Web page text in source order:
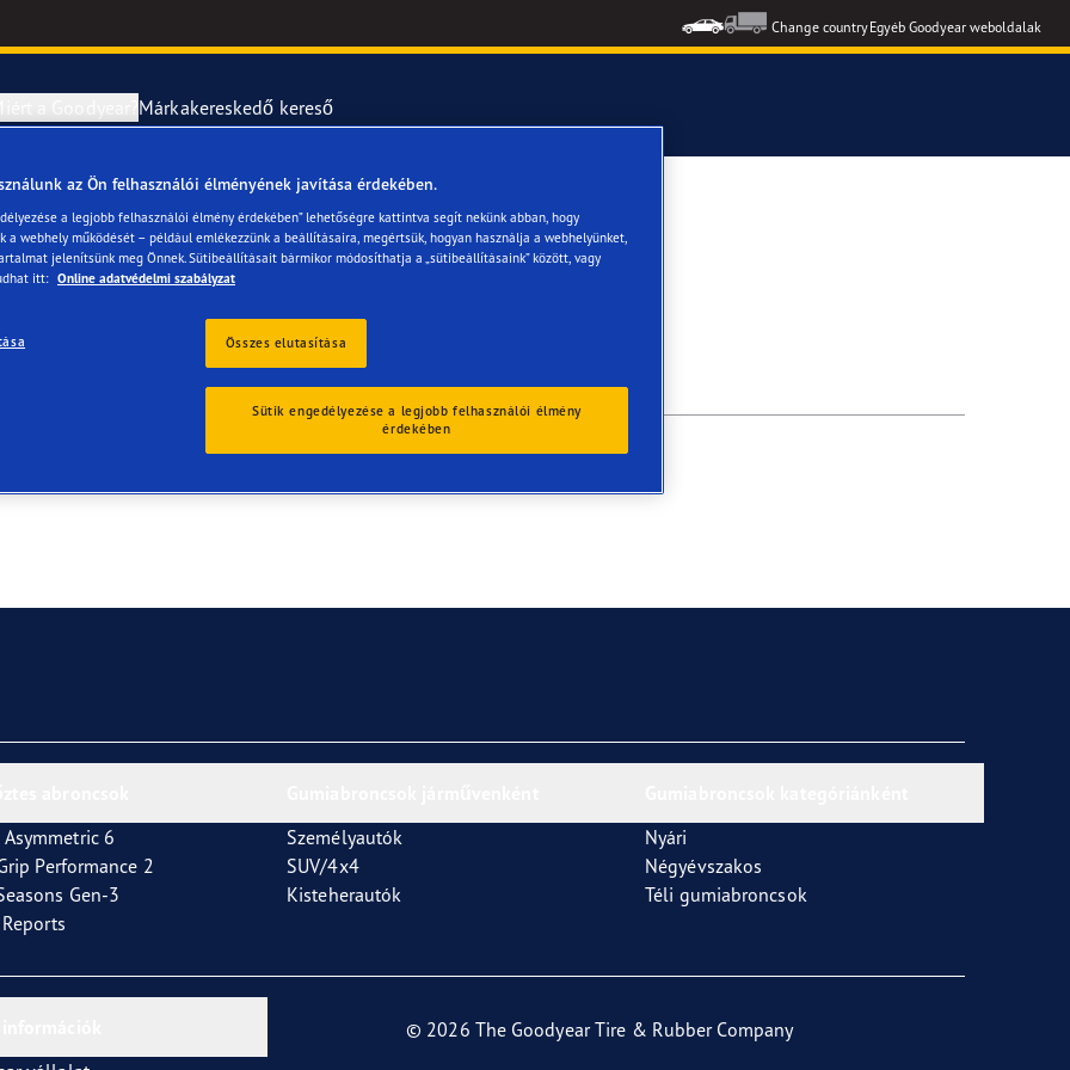
Change countryEgyéb Goodyear weboldalak
szerelése és cseréje
tudnivalók
RACING
F1 SuperSport
UltraGrip Performance 3
Márkakereskedő kereső
Asymmetric 6
Performance 2
Gen-3
Személyautók
SUV/4x4
Kisteherautók
Nyári
Négyévszakos
Téli gumiabroncsok
© 2026 The Goodyear Tire & Rubber Company
az Ön felhasználói élményének javítása érdekében.
a legjobb felhasználói élmény érdekében” lehetőségre kattintva segít nekünk abban, hogy
a webhely működését – például emlékezzünk a beállításaira, megértsük, hogyan használja a webhelyünket,
jelenítsünk meg Önnek. Sütibeállításait bármikor módosíthatja a „sütibeállításaink” között, vagy
itt: Online adatvédelmi szabályzat
Összes elutasítása
Sütik engedélyezése a legjobb felhasználói élmény
érdekében